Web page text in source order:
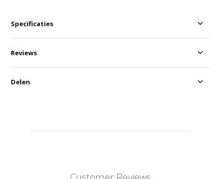
Specificaties
Reviews
Delen